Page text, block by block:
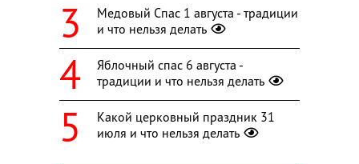
Медовый Спас 1 августа - традиции
и что нельзя делать
Яблочный спас 6 августа -
традиции и что нельзя делать
Какой церковный праздник 31
июля и что нельзя делать